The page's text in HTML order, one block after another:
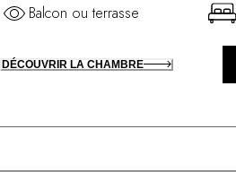
Balcon ou terrasse
DÉCOUVRIR LA CHAMBRE